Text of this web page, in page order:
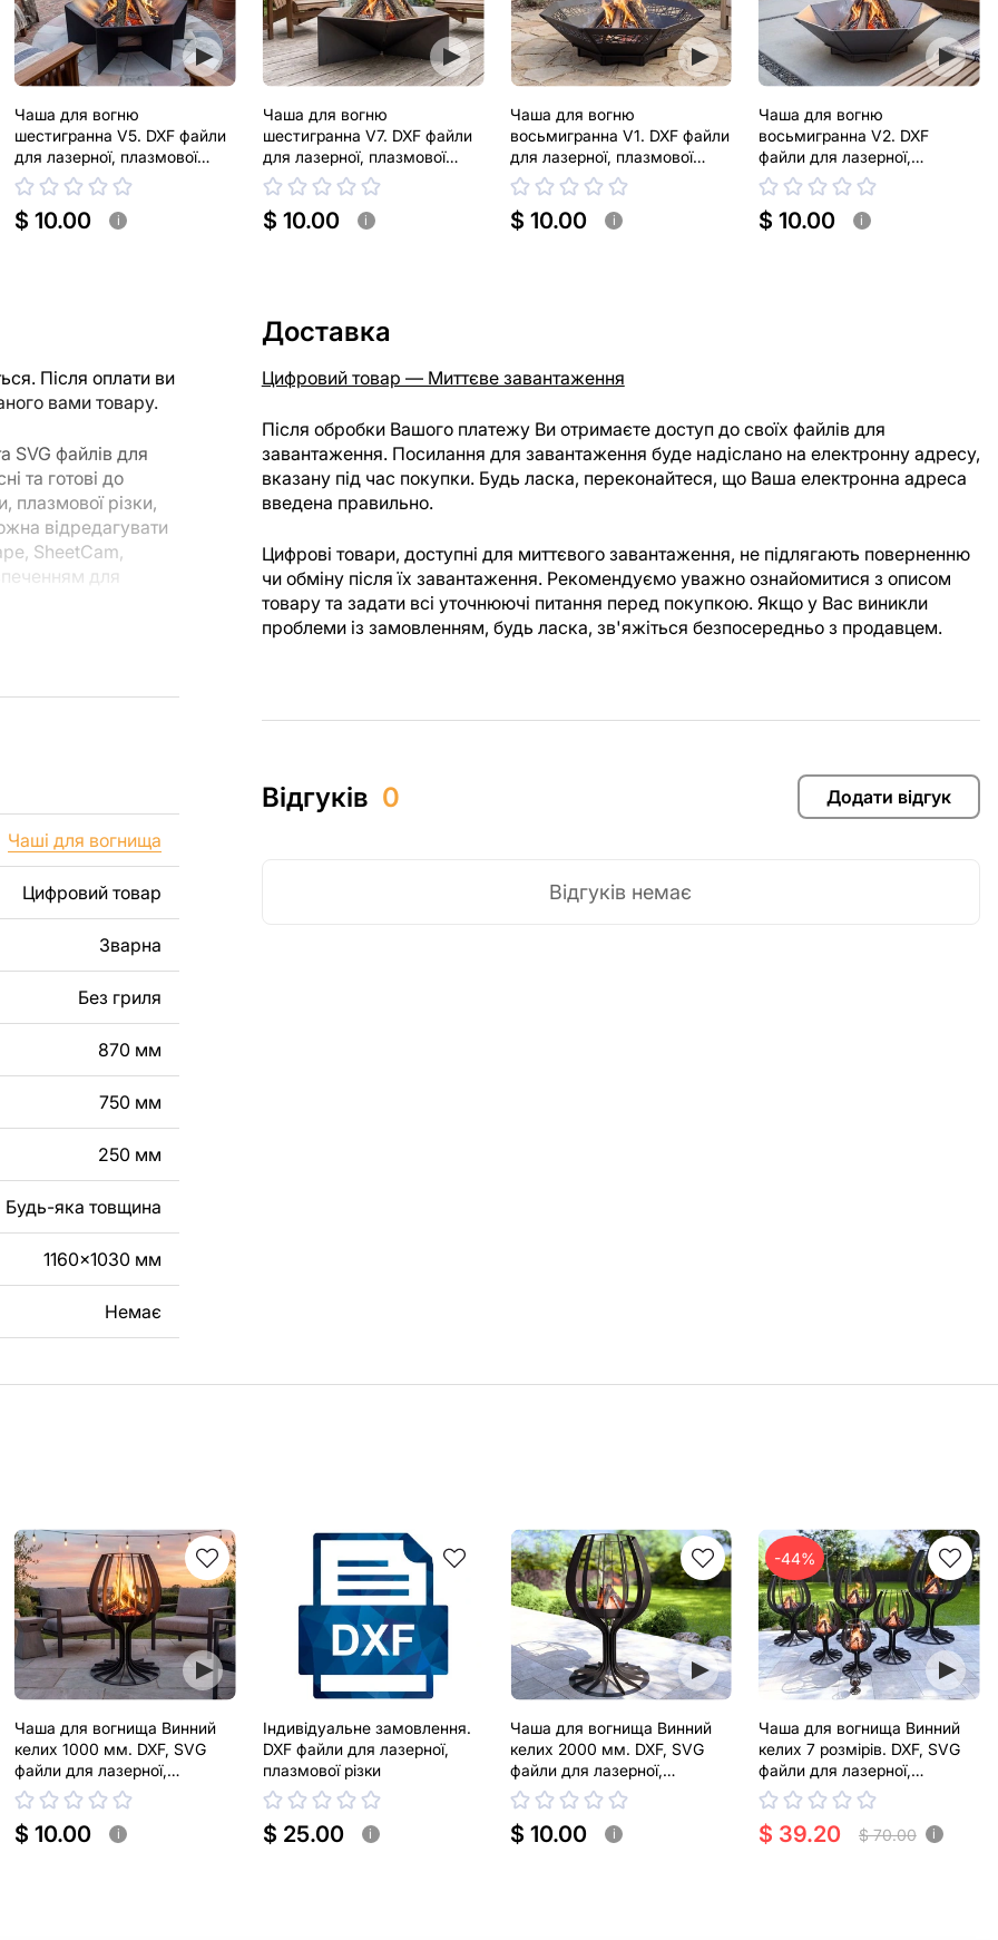
Чаша для вогню
шестигранна V5. DXF файли
для лазерної, плазмової
різки
$ 10.00 i
Чаша для вогню
шестигранна V7. DXF файли
для лазерної, плазмової
різки
$ 10.00 i
Чаша для вогню
восьмигранна V1. DXF файли
для лазерної, плазмової
різки
$ 10.00 i
Чаша для вогню
восьмигранна V2. DXF
файли для лазерної,
плазмової різки
$ 10.00 i
Після оплати ви
вами товару.
SVG файлів для
та готові до
плазмової різки,
відредагувати
SheetCam,
для
ви могли
виробів як для
заборонені.
виробу. Якщо вам
з металу для
зв'яжіться з
Чаші для вогнища
Цифровий товар
Зварна
Без гриля
870 мм
750 мм
250 мм
Будь-яка товщина
1160x1030 мм
Немає
Доставка
Цифровий товар — Миттєве завантаження
Після обробки Вашого платежу Ви отримаєте доступ до своїх файлів для
завантаження. Посилання для завантаження буде надіслано на електронну адресу,
вказану під час покупки. Будь ласка, переконайтеся, що Ваша електронна адреса
введена правильно.
Цифрові товари, доступні для миттєвого завантаження, не підлягають поверненню
чи обміну після їх завантаження. Рекомендуємо уважно ознайомитися з описом
товару та задати всі уточнюючі питання перед покупкою. Якщо у Вас виникли
проблеми із замовленням, будь ласка, зв'яжіться безпосередньо з продавцем.
Відгуків 0 Додати відгук
Відгуків немає
Чаша для вогнища Винний
келих 1000 мм. DXF, SVG
файли для лазерної,
плазмової різки
$ 10.00 i
Індивідуальне замовлення.
DXF файли для лазерної,
плазмової різки
$ 25.00 i
Чаша для вогнища Винний
келих 2000 мм. DXF, SVG
файли для лазерної,
плазмової різки
$ 10.00 i
-44%
Чаша для вогнища Винний
келих 7 розмірів. DXF, SVG
файли для лазерної,
плазмової різки
$ 39.20 $ 70.00 i